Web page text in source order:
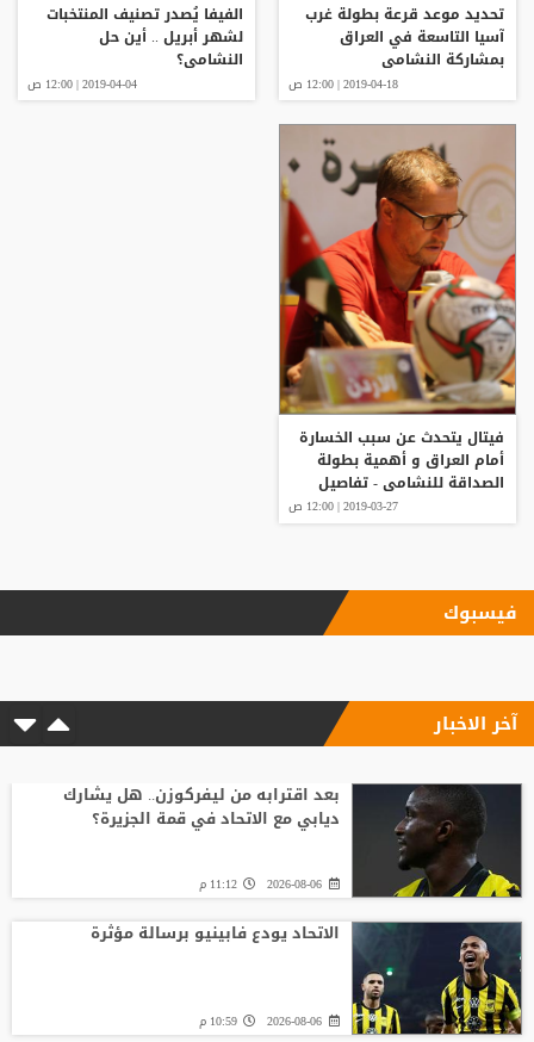
تحديد موعد قرعة بطولة غرب
آسيا التاسعة في العراق
بمشاركة النشامى
2019-04-18 | 12:00 ص
الفيفا يُصدر تصنيف المنتخبات
لشهر أبريل .. أين حل
النشامى؟
2019-04-04 | 12:00 ص
فيتال يتحدث عن سبب الخسارة
أمام العراق و أهمية بطولة
الصداقة للنشامى - تفاصيل
2019-03-27 | 12:00 ص
فيسبوك
آخر الاخبار
بعد اقترابه من ليفركوزن.. هل يشارك
ديابي مع الاتحاد في قمة الجزيرة؟
2026-08-06 11:12 م
الاتحاد يودع فابينيو برسالة مؤثرة
2026-08-06 10:59 م